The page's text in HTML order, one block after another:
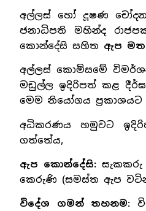
අල්ලස් හෝ දූෂණ
ජනාධිපති මහින්ද
කොන්දේසි සහිත ඇප මත
අල්ලස් කොමිසමේ
මඩුල්ල ඉදිරිපත් කළ
මෙම නියෝගය
අධිකරණය හමුවට
ගත්තේය,
ඇප කොන්දේසි: සැකකරු
කෙරුණි (සමස්ත ඇප
විදේශ ගමන් තහනම: